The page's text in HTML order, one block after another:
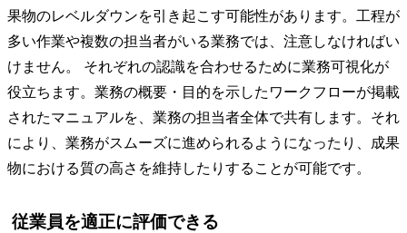
果物のレベルダウンを引き起こす可能性があります。工程が
多い作業や複数の担当者がいる業務では、注意しなければい
けません。 それぞれの認識を合わせるために業務可視化が
役立ちます。業務の概要・目的を示したワークフローが掲載
されたマニュアルを、業務の担当者全体で共有します。それ
により、業務がスムーズに進められるようになったり、成果
物における質の高さを維持したりすることが可能です。
従業員を適正に評価できる